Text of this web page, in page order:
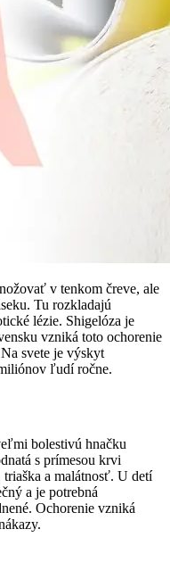
v tenkom čreve, ale
Tu rozkladajú
lézie. Shigelóza je
vzniká toto ochorenie
svete je výskyt
ľudí ročne.
bolestivú hnačku
s prímesou krvi
a malátnosť. U detí
a je potrebná
Ochorenie vzniká